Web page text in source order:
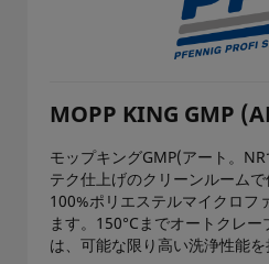
MOPP KING GMP
モップキングGMP(アート。
テク仕上げのクリーンルーム
100%ポリエステルマイクロフ
ます。150°Cまでオートクレ
は、可能な限り高い洗浄性能